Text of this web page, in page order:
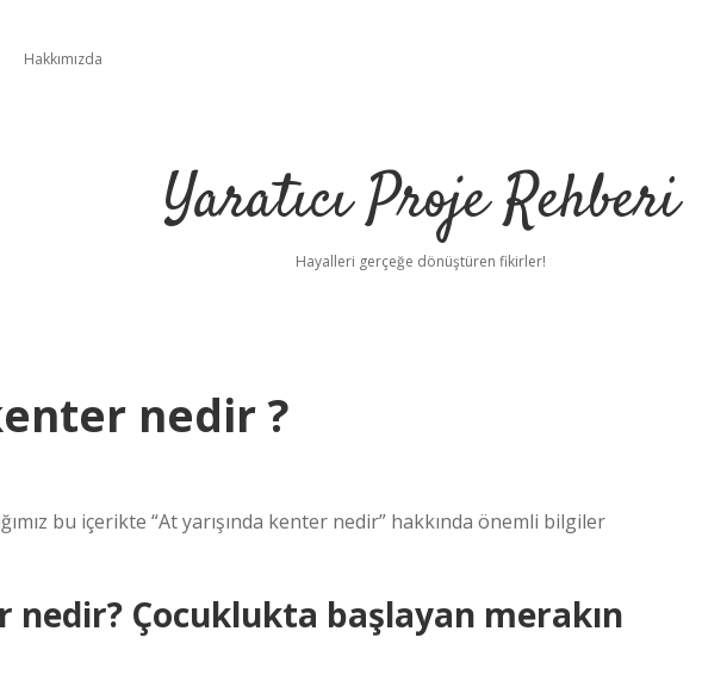
Hakkımızda
Yaratıcı Proje Rehberi
Hayalleri gerçeğe dönüştüren fikirler!
nedir ?
bu içerikte “At yarışında kenter nedir” hakkında önemli bilgiler
nedir? Çocuklukta başlayan merakın